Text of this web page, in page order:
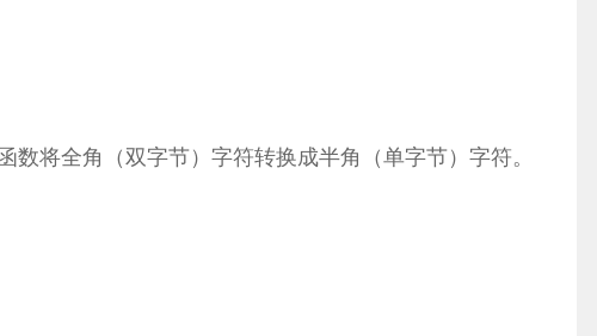
数将全角（双字节）字符转换成半角（单字节）字符。